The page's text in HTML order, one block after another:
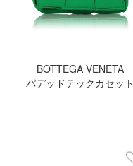
BOTTEGA VENETA
パデッドテックカセット